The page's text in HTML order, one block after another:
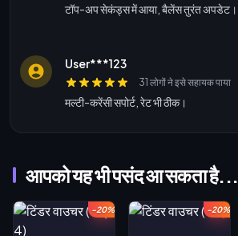
टॉप-अप सेकंड्स में आया, बैलेंस तुरंत अपडेट।
User***123
31 लोगों ने इसे सहायक पाया
मल्टी-करेंसी सपोर्ट, रेट भी ठीक।
आपको यह भी पसंद आ सकता है...
-20% -20%